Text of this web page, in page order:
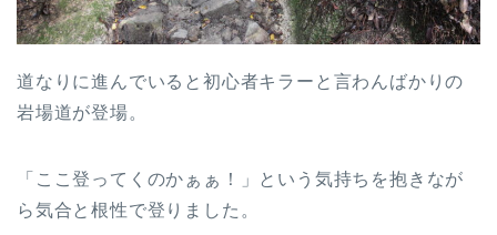
道なりに進んでいると初心者キラーと言わんばかりの
岩場道が登場。
「ここ登ってくのかぁぁ！」という気持ちを抱きなが
ら気合と根性で登りました。